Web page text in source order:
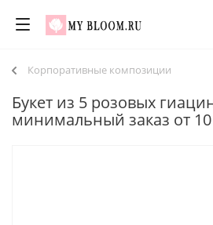
Корпоративные композиции
Букет из 5 розовых
минимальный заказ от